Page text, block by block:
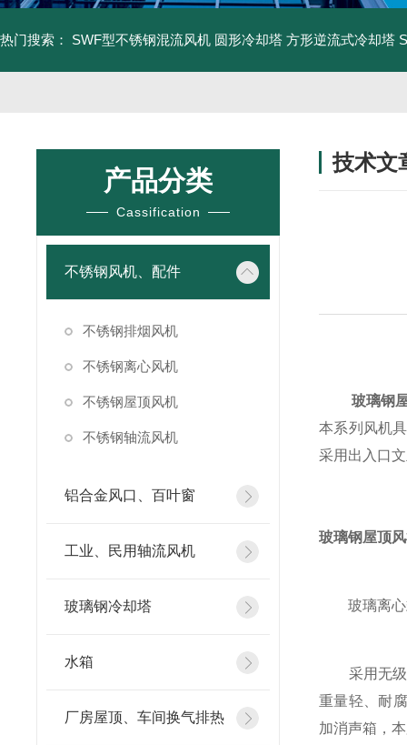
热门搜索： SWF型不锈钢混流风机 圆形冷却塔 方形逆流式冷却塔
产品分类
Cassification
不锈钢风机、配件
不锈钢排烟风机
不锈钢离心风机
不锈钢屋顶风机
不锈钢轴流风机
铝合金风口、百叶窗
工业、民用轴流风机
玻璃钢冷却塔
水箱
厂房屋顶、车间换气排热
技术文
玻璃钢
本系列风机
采用出入口
玻璃钢屋顶
玻璃离心
采用无级调
重量轻、耐
加消声箱，